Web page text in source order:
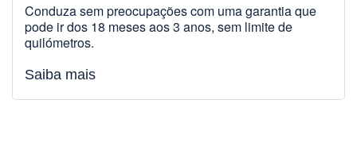
Conduza sem preocupações com uma garantia que
pode ir dos 18 meses aos 3 anos, sem limite de
quilómetros.
Saiba mais